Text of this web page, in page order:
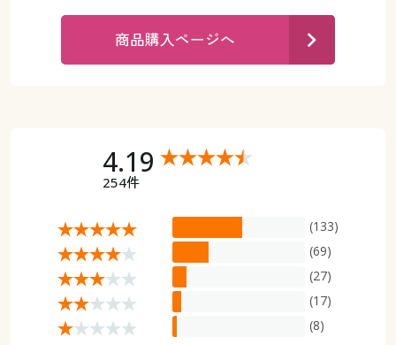
よくある質問とお問い合わせ
サポート
ご利用ガイド
商品購入ページへ
4.19
254件
(133)
(69)
(27)
(17)
(8)